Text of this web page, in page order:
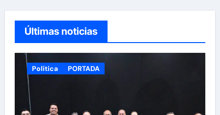
Últimas noticias
Política PORTADA